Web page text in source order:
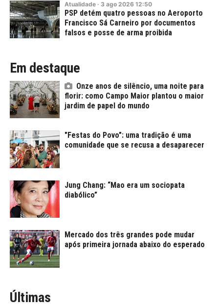
Atualidade · 3 ago 2026 12:50
PSP detém quatro pessoas no Aeroporto
Francisco Sá Carneiro por documentos
falsos e posse de arma proibida
Em destaque
Onze anos de silêncio, uma noite para
florir: como Campo Maior plantou o maior
jardim de papel do mundo
"Festas do Povo": uma tradição é uma
comunidade que se recusa a desaparecer
Jung Chang: “Mao era um sociopata
diabólico”
Mercado dos três grandes pode mudar
após primeira jornada abaixo do esperado
Últimas